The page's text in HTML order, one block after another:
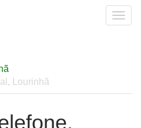
Lourinhã